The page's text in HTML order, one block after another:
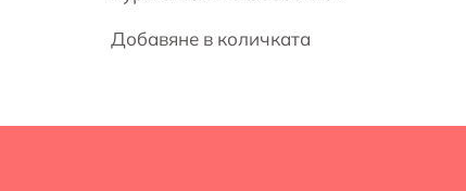
Добавяне в количката